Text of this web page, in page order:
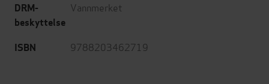
DRM-
beskyttelse
Vannmerket
ISBN 9788203462719